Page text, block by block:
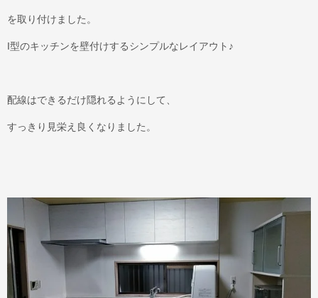
を取り付けました。
I型のキッチンを壁付けするシンプルなレイアウト♪
配線はできるだけ隠れるようにして、
すっきり見栄え良くなりました。